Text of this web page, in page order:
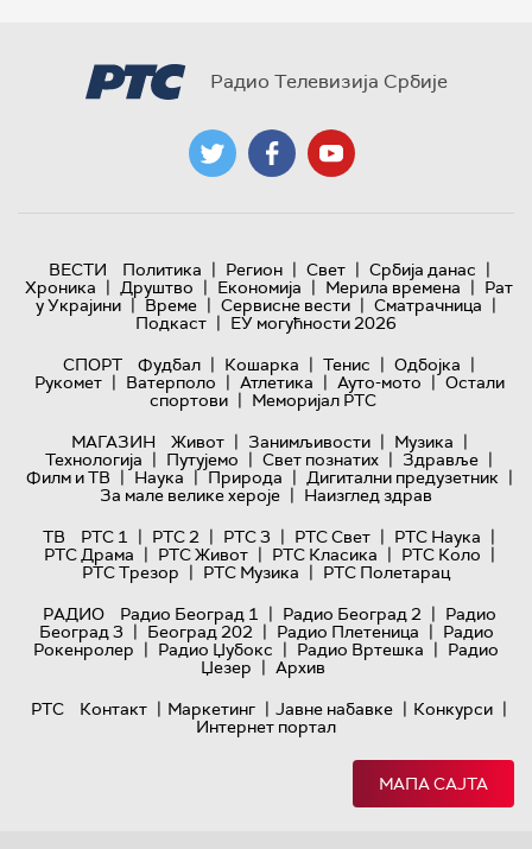
Радио Телевизија Србије
ВЕСТИ Политика | Регион | Свет | Србија данас |
Хроника | Друштво | Економија | Мерила времена | Рат
у Украјини | Време | Сервисне вести | Сматрачница |
Подкаст | ЕУ могућности 2026
СПОРТ
Фудбал | Кошарка | Тенис | Одбојка |
Рукомет | Ватерполо | Атлетика | Ауто-мото | Остали
спортови | Меморијал РТС
МАГАЗИН
Живот | Занимљивости | Музика |
Технологијa | Путујемо | Свет познатих | Здравље |
Филм и ТВ | Наука | Природа | Дигитални предузетник |
За мале велике хероје | Наизглед здрав
ТВ
РТС 1 | РТС 2 | РТС 3 | РТС Свет | РТС Наука |
РТС Драма | РТС Живот | РТС Класика | РТС Коло |
РТС Трезор | РТС Музика | РТС Полетарац
РАДИО
Радио Београд 1 | Радио Београд 2 | Радио
Београд 3 | Београд 202 | Радио Плетеница | Радио
Рокенролер | Радио Џубокс | Радио Вртешка | Радио
Џезер | Архив
РТС
Контакт | Маркетинг | Јавне набавке | Конкурси |
Интернет портал
МАПА САЈТА